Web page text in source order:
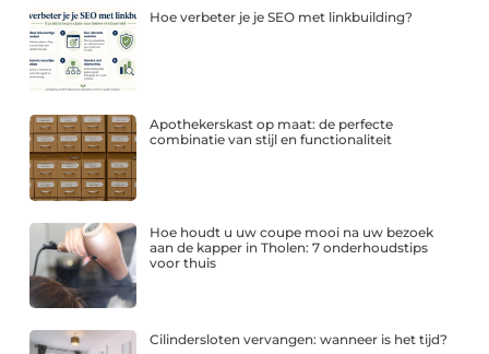
Hoe verbeter je je SEO met linkbuilding?
Apothekerskast op maat: de perfecte
combinatie van stijl en functionaliteit
Hoe houdt u uw coupe mooi na uw bezoek
aan de kapper in Tholen: 7 onderhoudstips
voor thuis
Cilindersloten vervangen: wanneer is het tijd?